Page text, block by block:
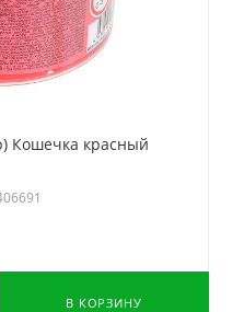
Кошечка красный
В КОРЗИНУ